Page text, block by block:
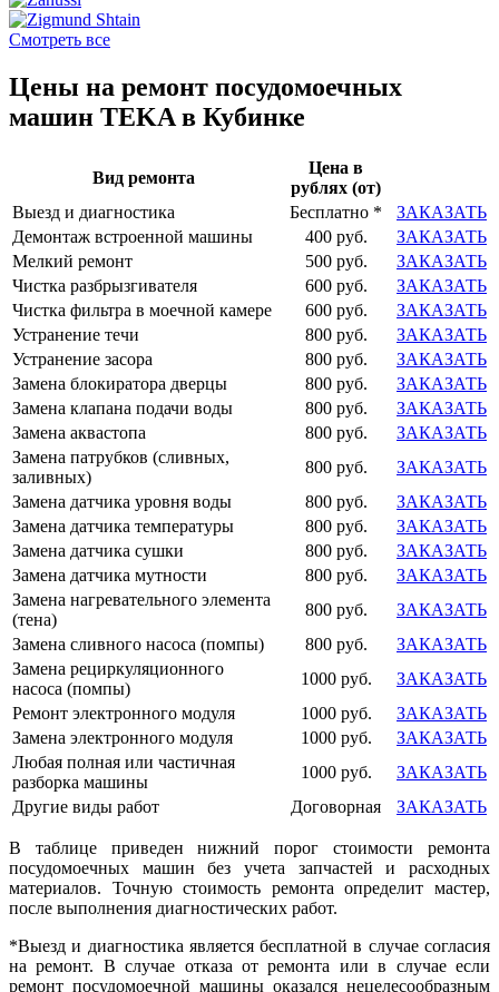
Смотреть все
Цены на ремонт посудомоечных
машин TEKA в Кубинке
Вид ремонта
Цена в
рублях (от)
Выезд и диагностика
Бесплатно *
ЗАКАЗАТЬ
Демонтаж встроенной машины
400 руб.
ЗАКАЗАТЬ
Мелкий ремонт
500 руб.
ЗАКАЗАТЬ
Чистка разбрызгивателя
600 руб.
ЗАКАЗАТЬ
Чистка фильтра в моечной камере
600 руб.
ЗАКАЗАТЬ
Устранение течи
800 руб.
ЗАКАЗАТЬ
Устранение засора
800 руб.
ЗАКАЗАТЬ
Замена блокиратора дверцы
800 руб.
ЗАКАЗАТЬ
Замена клапана подачи воды
800 руб.
ЗАКАЗАТЬ
Замена аквастопа
800 руб.
ЗАКАЗАТЬ
Замена патрубков (сливных,
заливных)
800 руб.
ЗАКАЗАТЬ
Замена датчика уровня воды
800 руб.
ЗАКАЗАТЬ
Замена датчика температуры
800 руб.
ЗАКАЗАТЬ
Замена датчика сушки
800 руб.
ЗАКАЗАТЬ
Замена датчика мутности
800 руб.
ЗАКАЗАТЬ
Замена нагревательного элемента
(тена)
800 руб.
ЗАКАЗАТЬ
Замена сливного насоса (помпы)
800 руб.
ЗАКАЗАТЬ
Замена рециркуляционного
насоса (помпы)
1000 руб.
ЗАКАЗАТЬ
Ремонт электронного модуля
1000 руб.
ЗАКАЗАТЬ
Замена электронного модуля
1000 руб.
ЗАКАЗАТЬ
Любая полная или частичная
разборка машины
1000 руб.
ЗАКАЗАТЬ
Другие виды работ
Договорная ЗАКАЗАТЬ
В таблице приведен нижний порог стоимости ремонта
посудомоечных машин без учета запчастей и расходных
материалов. Точную стоимость ремонта определит мастер,
после выполнения диагностических работ.
*Выезд и диагностика является бесплатной в случае согласия
на ремонт. В случае отказа от ремонта или в случае если
ремонт посудомоечной машины оказался нецелесообразным